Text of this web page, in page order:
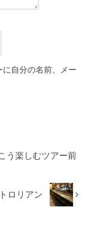
自分の名前、メー
う楽しむツアー前
ロリアン